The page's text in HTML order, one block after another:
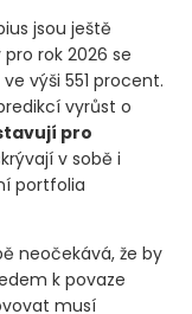
jsou ještě
rok 2026 se
výši 551 procent.
vyrůst o
pro
v sobě i
portfolia
neočekává, že by
k povaze
musí